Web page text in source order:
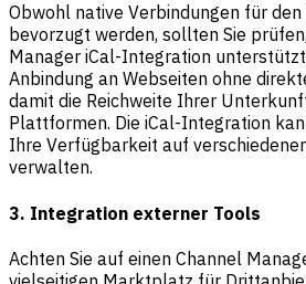
Obwohl native Verbindungen für
bevorzugt werden, sollten Sie
Manager iCal-Integration
Anbindung an Webseiten ohne
damit die Reichweite Ihrer
Plattformen. Die iCal-Integration
Ihre Verfügbarkeit auf
verwalten.
3. Integration externer Tools
Achten Sie auf einen Channel